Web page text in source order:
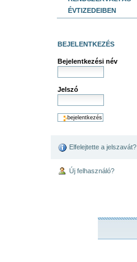
ÉVTIZEDEIBEN
BEJELENTKEZÉS
Bejelentkezési név
Jelszó
Elfelejtette a jelszavát?
Új felhasználó?